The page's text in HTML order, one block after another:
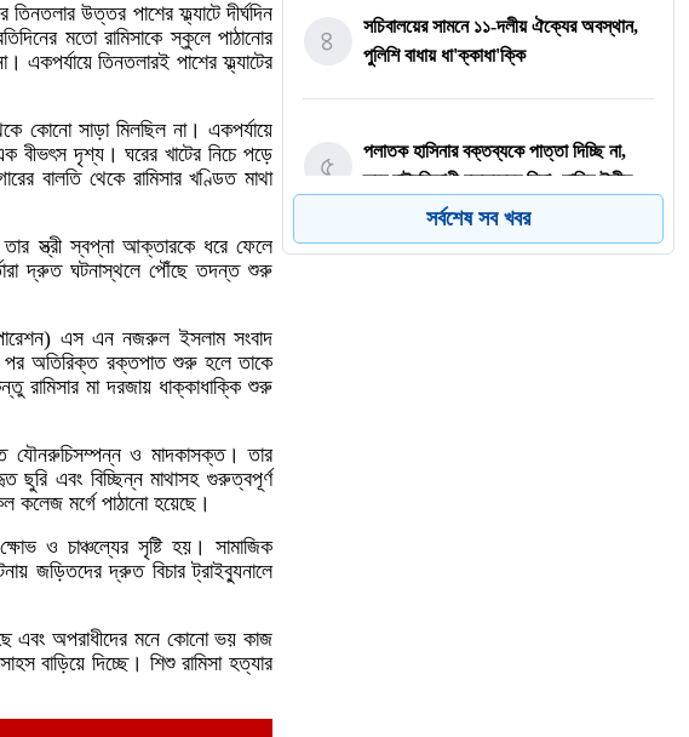
উত্তর পাশের ফ্ল্যাটে দীর্ঘদিন
মতো রামিসাকে স্কুলে পাঠানোর
একপর্যায়ে তিনতলারই পাশের ফ্ল্যাটের
কোনো সাড়া মিলছিল না। একপর্যায়ে
বীভৎস দৃশ্য। ঘরের খাটের নিচে পড়ে
বালতি থেকে রামিসার খণ্ডিত মাথা
স্ত্রী স্বপ্না আক্তারকে ধরে ফেলে
দ্রুত ঘটনাস্থলে পৌঁছে তদন্ত শুরু
এস এন নজরুল ইসলাম সংবাদ
পর অতিরিক্ত রক্তপাত শুরু হলে তাকে
রামিসার মা দরজায় ধাক্কাধাক্কি শুরু
যৌনরুচিসম্পন্ন ও মাদকাসক্ত। তার
ছুরি এবং বিচ্ছিন্ন মাথাসহ গুরুত্বপূর্ণ
কলেজ মর্গে পাঠানো হয়েছে।
ও চাঞ্চল্যের সৃষ্টি হয়। সামাজিক
জড়িতদের দ্রুত বিচার ট্রাইব্যুনালে
এবং অপরাধীদের মনে কোনো ভয় কাজ
বাড়িয়ে দিচ্ছে। শিশু রামিসা হত্যার
৪
সচিবালয়ের সামনে ১১-দলীয় ঐক্যের অবস্থান,
পুলিশি বাধায় ধা'ক্কাধা'ক্কি
৫
পলাতক হাসিনার বক্তব্যকে পাত্তা দিচ্ছি না,
তবে রাষ্ট্রবিরোধী বক্তব্যের নিন্দা: নাছির উদ্দীন
সর্বশেষ সব খবর